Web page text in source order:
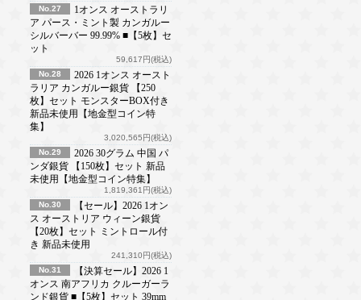
No.27
1オンス オーストラリ
ア パース・ミント製 カンガルー
シルバーバー 99.99% ■【5枚】セ
ット
59,617円(税込)
No.28
2026 1オンス オースト
ラリア カンガルー銀貨 【250
枚】セット モンスターBOX付き
新品未使用【地金型コイン特
集】
3,020,565円(税込)
No.29
2026 30グラム 中国 パ
ンダ銀貨 【150枚】セット 新品
未使用【地金型コイン特集】
1,819,361円(税込)
No.30
【セール】2026 1オン
ス オーストリア ウィーン銀貨
【20枚】セット ミントロール付
き 新品未使用
241,310円(税込)
No.31
【決算セール】2026 1
オンス 南アフリカ クルーガーラ
ンド銀貨 ■【5枚】セット 39mm